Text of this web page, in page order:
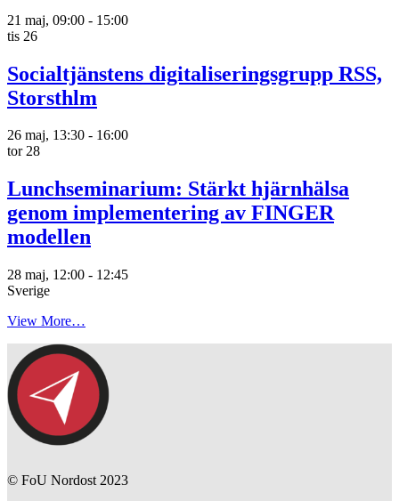
21 maj, 09:00 - 15:00
tis 26
Socialtjänstens digitaliseringsgrupp RSS,
Storsthlm
26 maj, 13:30 - 16:00
tor28
Lunchseminarium: Stärkt hjärnhälsa
genom implementering av FINGER
modellen
28 maj, 12:00 - 12:45
Sverige
View More…
© FoU Nordost 2023